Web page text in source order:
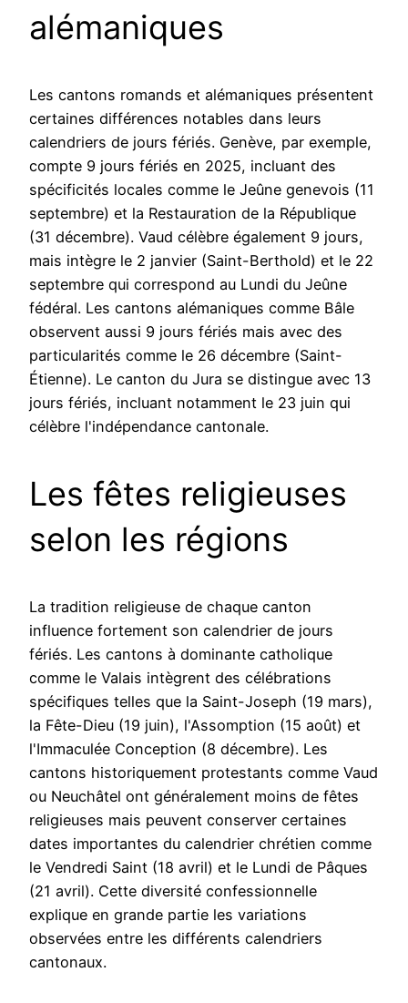
alémaniques
Les cantons romands et alémaniques présentent
certaines différences notables dans leurs
calendriers de jours fériés. Genève, par exemple,
compte 9 jours fériés en 2025, incluant des
spécificités locales comme le Jeûne genevois (11
septembre) et la Restauration de la République
(31 décembre). Vaud célèbre également 9 jours,
mais intègre le 2 janvier (Saint-Berthold) et le 22
septembre qui correspond au Lundi du Jeûne
fédéral. Les cantons alémaniques comme Bâle
observent aussi 9 jours fériés mais avec des
particularités comme le 26 décembre (Saint-
Étienne). Le canton du Jura se distingue avec 13
jours fériés, incluant notamment le 23 juin qui
célèbre l'indépendance cantonale.
Les fêtes religieuses
selon les régions
La tradition religieuse de chaque canton
influence fortement son calendrier de jours
fériés. Les cantons à dominante catholique
comme le Valais intègrent des célébrations
spécifiques telles que la Saint-Joseph (19 mars),
la Fête-Dieu (19 juin), l'Assomption (15 août) et
l'Immaculée Conception (8 décembre). Les
cantons historiquement protestants comme Vaud
ou Neuchâtel ont généralement moins de fêtes
religieuses mais peuvent conserver certaines
dates importantes du calendrier chrétien comme
le Vendredi Saint (18 avril) et le Lundi de Pâques
(21 avril). Cette diversité confessionnelle
explique en grande partie les variations
observées entre les différents calendriers
cantonaux.